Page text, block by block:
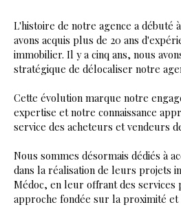
L'histoire de notre agence a débuté
avons acquis plus de 20 ans
immobilier. Il y a cinq ans, nous
stratégique de délocaliser notre
Cette évolution marque notre
expertise et notre connaissance
service des acheteurs et vendeurs
Nous sommes désormais dédiés à
dans la réalisation de leurs projets
Médoc, en leur offrant des services
approche fondée sur la proximité et